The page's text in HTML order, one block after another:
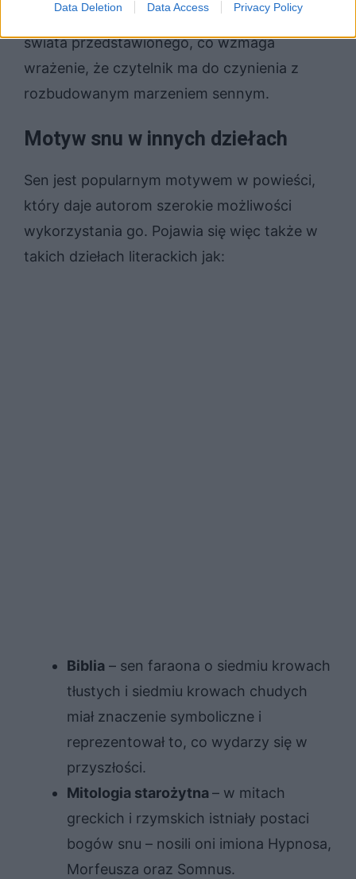
Data Deletion Data Access Privacy Policy
opisywane są jako zupełnie naturalne dla
świata przedstawionego, co wzmaga
wrażenie, że czytelnik ma do czynienia z
rozbudowanym marzeniem sennym.
Motyw snu w innych dziełach
Sen jest popularnym motywem w powieści,
który daje autorom szerokie możliwości
wykorzystania go. Pojawia się więc także w
takich dziełach literackich jak:
Biblia – sen faraona o siedmiu krowach
tłustych i siedmiu krowach chudych
miał znaczenie symboliczne i
reprezentował to, co wydarzy się w
przyszłości.
Mitologia starożytna– w mitach
greckich i rzymskich istniały postaci
bogów snu – nosili oni imiona Hypnosa,
Morfeusza oraz Somnus.